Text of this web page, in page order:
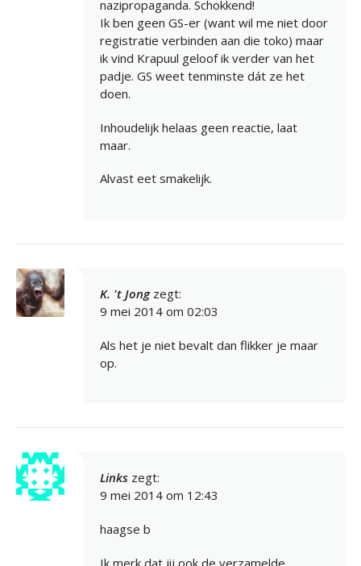
nazipropaganda. Schokkend!
Ik ben geen GS-er (want wil me niet door
registratie verbinden aan die toko) maar
ik vind Krapuul geloof ik verder van het
padje. GS weet tenminste dát ze het
doen.
Inhoudelijk helaas geen reactie, laat
maar.
Alvast eet smakelijk.
K. 't Jong zegt:
9 mei 2014 om 02:03
Als het je niet bevalt dan flikker je maar
op.
Links zegt:
9 mei 2014 om 12:43
haagse b
Ik merk dat jij ook de verzamelde